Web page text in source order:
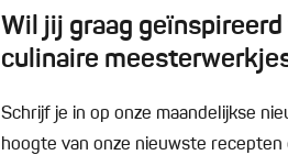
Wil jij graag
culinaire
Schrijf je in op onze maandelijkse
hoogte van onze nieuwste